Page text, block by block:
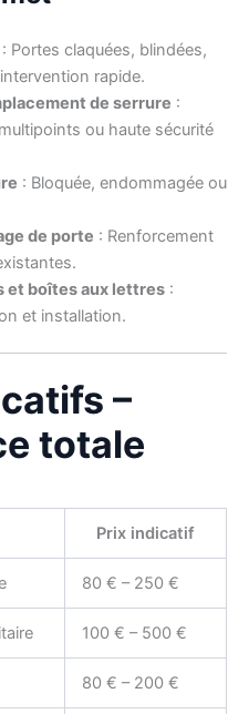
: Portes claquées, blindées,
rapide.
de serrure :
ou haute sécurité
: Bloquée, endommagée ou
de porte : Renforcement
et boîtes aux lettres:
et installation.
–
totale
Prix indicatif
80 € – 250 €
100 € – 500 €
80 € – 200 €